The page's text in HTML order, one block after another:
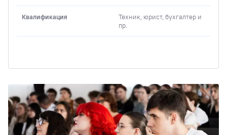
Квалификация
Техник, юрист, бухгалтер и
пр.